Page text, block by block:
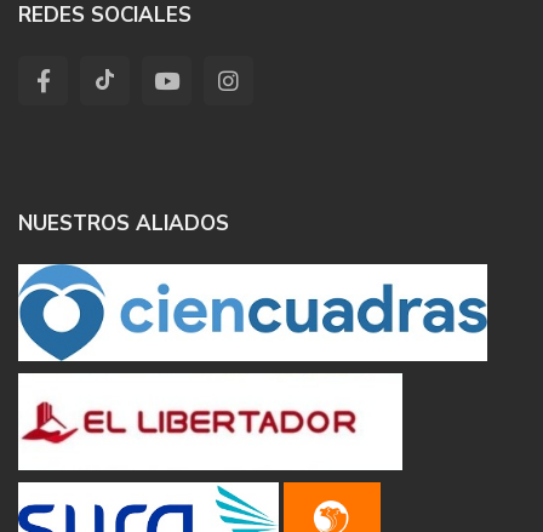
REDES SOCIALES
NUESTROS ALIADOS